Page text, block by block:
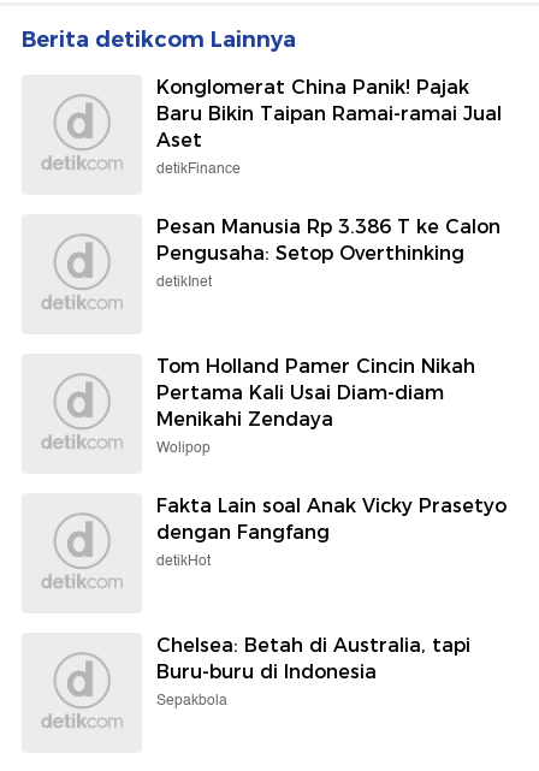
Berita detikcom Lainnya
Konglomerat China Panik! Pajak
Baru Bikin Taipan Ramai-ramai Jual
Aset
detikFinance
Pesan Manusia Rp 3.386 T ke Calon
Pengusaha: Setop Overthinking
detikInet
Tom Holland Pamer Cincin Nikah
Pertama Kali Usai Diam-diam
Menikahi Zendaya
Wolipop
Fakta Lain soal Anak Vicky Prasetyo
dengan Fangfang
detikHot
Chelsea: Betah di Australia, tapi
Buru-buru di Indonesia
Sepakbola